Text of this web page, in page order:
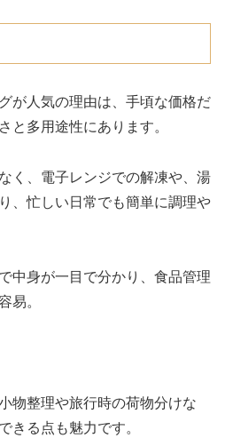
が人気の理由は、手頃な価格だ
と多用途性にあります。
く、電子レンジでの解凍や、湯
、忙しい日常でも簡単に調理や
中身が一目で分かり、食品管理
易。
物整理や旅行時の荷物分けな
きる点も魅力です。